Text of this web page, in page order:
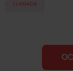
LLAMADA